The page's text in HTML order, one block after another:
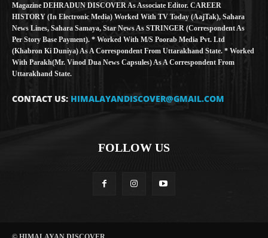
Magazine DEHRADUN DISCOVER As Associate Editor. CAREER
HISTORY (in Electronic Media) Worked With TV Today (AajTak), Sahara
News Lines, Sahara Samaya, Star News As STRINGER (Correspondent As
Per Story Base Payment). * Worked With M/S Poorab Media Pvt. Ltd
(Khabron Ki Duniya) As A Correspondent From Uttarakhand State. * Worked
With Parakh(Mr. Vinod Dua News Capsules) As A Correspondent From
Uttarakhand State.
CONTACT US: HIMALAYANDISCOVER@GMAIL.COM
FOLLOW US